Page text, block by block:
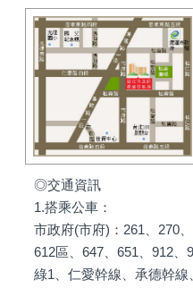
◎交通資訊
1.搭乘公車：
市政府(市府)：261、270
612區、647、651、912、
綠1、仁愛幹線、承德幹